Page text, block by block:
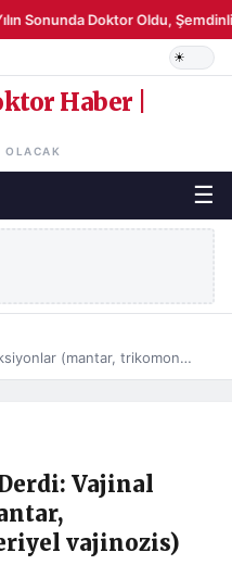
Sonunda Doktor Oldu,
Haber |
OLACAK
☰
Kadınların Ortak Derdi: Vajinal Enfeksiyonlar (mantar, trikomonas, bakteriyel vajinozis)
Vajinal
vajinozis)